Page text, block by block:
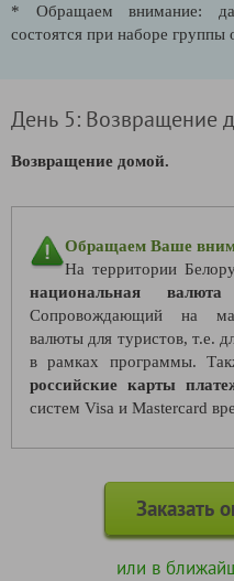
* Обращаем внимание:
состоятся при наборе группы
День 5: Возвращение
Возвращение домой.
Обращаем Ваше
На территории
национальная
Сопровождающий на
валюты для туристов, т.е.
в рамках программы.
российские карты
систем Visa и Mastercard
Заказать
или в